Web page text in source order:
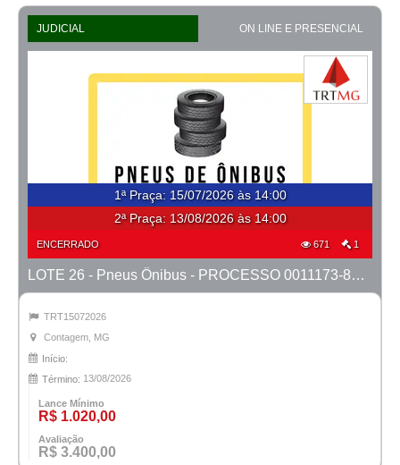
JUDICIAL ON LINE E PRESENCIAL
1ª Praça: 15/07/2026 às 14:00
2ª Praça: 13/08/2026 às 14:00
ENCERRADO 671 1
LOTE 26 - Pneus Ônibus - PROCESSO 0011173-85.2024-1ª CONTAGEM
TRT15072026
Contagem, MG
Início:
Término: 13/08/2026
Lance Mínimo
R$ 1.020,00
Avaliação
R$ 3.400,00